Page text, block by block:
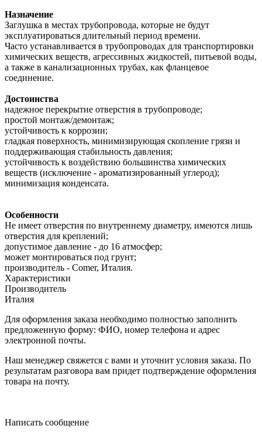
Назначение
Заглушка в местах трубопровода, которые не будут
эксплуатироваться длительный период времени.
Часто устанавливается в трубопроводах для транспортировки
химических веществ, агрессивных жидкостей, питьевой воды,
а также в канализационных трубах, как фланцевое
соединение.
Достоинства
надежное перекрытие отверстия в трубопроводе;
простой монтаж/демонтаж;
устойчивость к коррозии;
гладкая поверхность, минимизирующая скопление грязи и
поддерживающая стабильность давления;
устойчивость к воздействию большинства химических
веществ (исключение - ароматизированный углерод);
минимизация конденсата.
Особенности
Не имеет отверстия по внутреннему диаметру, имеются лишь
отверстия для креплений;
допустимое давление - до 16 атмосфер;
может монтироваться под грунт;
производитель - Comer, Италия.
Характеристики
Производитель
Италия
Для оформления заказа необходимо полностью заполнить
предложенную форму: ФИО, номер телефона и адрес
электронной почты.
Наш менеджер свяжется с вами и уточнит условия заказа. По
результатам разговора вам придет подтверждение оформления
товара на почту.
Написать сообщение